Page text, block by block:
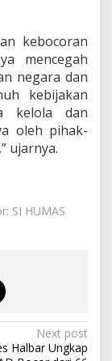
kebocoran
mencegah
negara dan
kebijakan
kelola dan
oleh pihak-
ujarnya.
SI HUMAS
Next post
Halbar Ungkap